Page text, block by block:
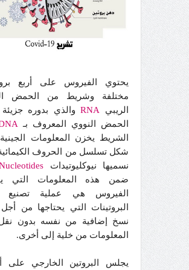
يحتوي الفيروس على أربع
مختلفة وشريط من الحمض
الريبي RNAوالذي بدوره
الحمض النووي المعروف بـ
الشريط يخزن المعلومات
شكل تسلسل من الحروف
نسميها نيوكليوتيدات
ضمن هذه المعلومات التي
الفيروس هي عملية تصنيع
البروتينات التي يحتاجها من
نسخ إضافية من نفسه بدون
المعلومات من خلية إلى أخرى.
يجلس البروتين الخارجي على